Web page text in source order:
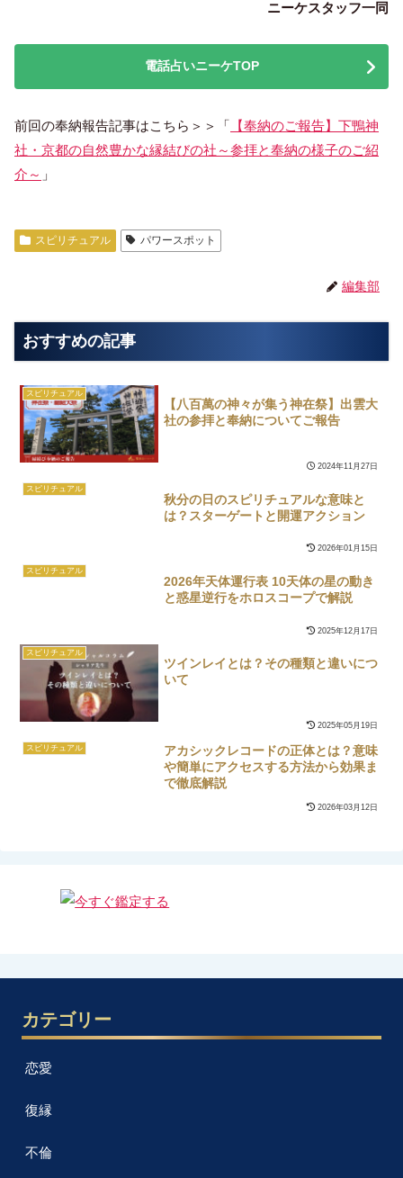
ニーケスタッフ一同
電話占いニーケTOP
前回の奉納報告記事はこちら＞＞「 【奉納のご報告】下鴨神
社・京都の自然豊かな縁結びの社～参拝と奉納の様子のご紹
介～ 」
スピリチュアル パワースポット
編集部
おすすめの記事
スピリチュアル
【八百萬の神々が集う神在祭】出雲大
社の参拝と奉納についてご報告
2024年11月27日
スピリチュアル
秋分の日のスピリチュアルな意味と
は？スターゲートと開運アクション
2026年01月15日
スピリチュアル
2026年天体運行表 10天体の星の動き
と惑星逆行をホロスコープで解説
2025年12月17日
スピリチュアル
ツインレイとは？その種類と違いにつ
いて
2025年05月19日
スピリチュアル
アカシックレコードの正体とは？意味
や簡単にアクセスする方法から効果ま
で徹底解説
2026年03月12日
カテゴリー
恋愛
復縁
不倫